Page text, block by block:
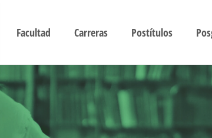
Facultad Carreras Postítulos